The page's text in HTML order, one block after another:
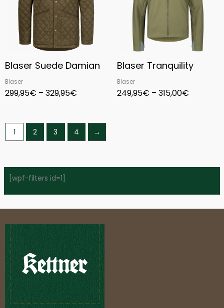
[wpf-filters id=1]
Blaser Suede Damian
Blaser
299,95€ – 329,95€
Blaser Tranquility
Blaser
249,95€ – 315,00€
1 2 3 4 →